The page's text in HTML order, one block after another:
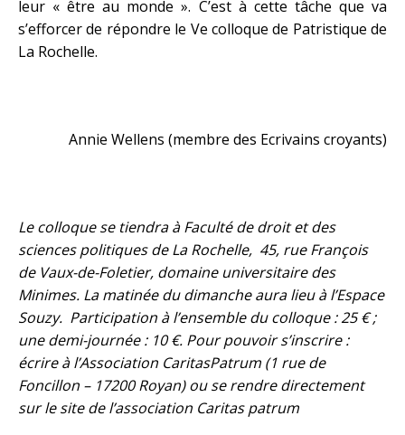
leur « être au monde ». C’est à cette tâche que va
s’efforcer de répondre le Ve colloque de Patristique de
La Rochelle.
Annie Wellens (membre des Ecrivains croyants)
Le colloque se tiendra à Faculté de droit et des
sciences politiques de La Rochelle, 45, rue François
de Vaux-de-Foletier, domaine universitaire des
Minimes. La matinée du dimanche aura lieu à l’Espace
Souzy. Participation à l’ensemble du colloque : 25 € ;
une demi-journée : 10 €. Pour pouvoir s’inscrire :
écrire à l’Association CaritasPatrum (1 rue de
Foncillon – 17200 Royan) ou se rendre directement
sur le site de l’association Caritas patrum